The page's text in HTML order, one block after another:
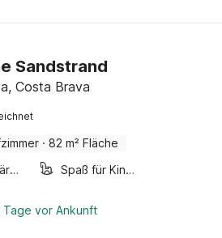
Sandstrand
Costa Brava
· 82 m² Fläche
Luft-luft-wärmepumpe
Spaß für Kinder
Tage vor Ankunft